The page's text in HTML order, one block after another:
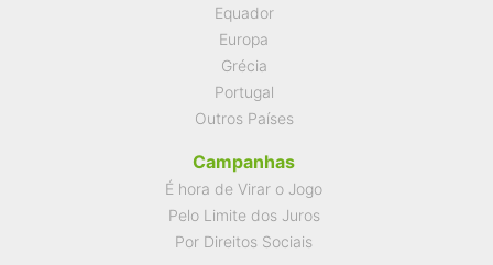
Equador
Europa
Grécia
Portugal
Outros Países
Campanhas
É hora de Virar o Jogo
Pelo Limite dos Juros
Por Direitos Sociais